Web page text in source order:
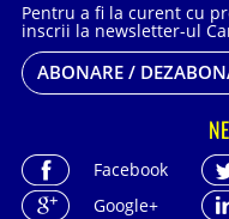
Pentru a fi la curent cu
inscrii la newsletter-ul
ABONARE /
Facebook
Google+